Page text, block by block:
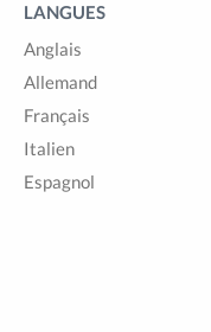
LANGUES
Anglais
Allemand
Français
Italien
Espagnol